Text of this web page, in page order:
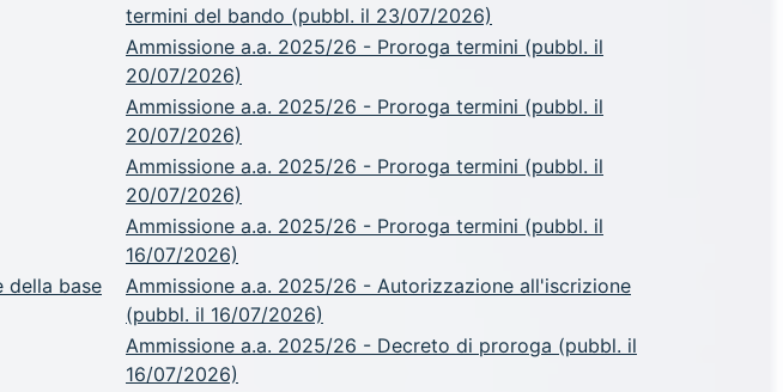
termini del bando (pubbl. il 23/07/2026)
Ammissione a.a. 2025/26 - Proroga termini (pubbl. il
20/07/2026)
Ammissione a.a. 2025/26 - Proroga termini (pubbl. il
20/07/2026)
Ammissione a.a. 2025/26 - Proroga termini (pubbl. il
20/07/2026)
Ammissione a.a. 2025/26 - Proroga termini (pubbl. il
16/07/2026)
della base
Ammissione a.a. 2025/26 - Autorizzazione all'iscrizione
(pubbl. il 16/07/2026)
Ammissione a.a. 2025/26 - Decreto di proroga (pubbl. il
16/07/2026)